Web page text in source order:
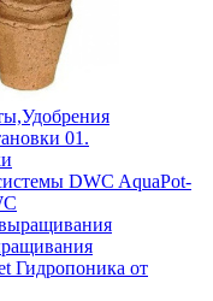
01.
AquaPot-
Гидропоника от